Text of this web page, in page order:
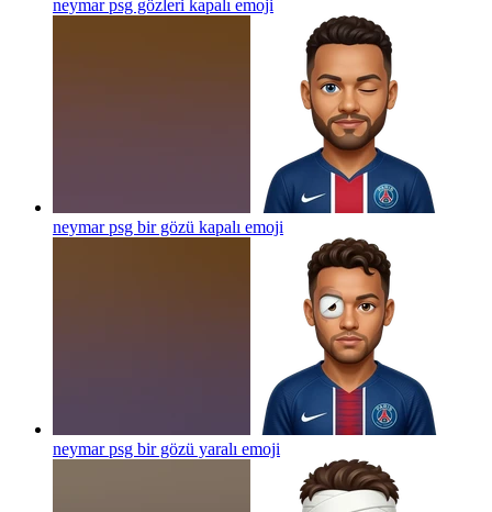
neymar psg gözleri kapalı emoji
neymar psg bir gözü kapalı emoji
neymar psg bir gözü yaralı emoji